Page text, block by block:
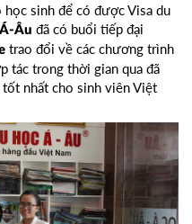
sinh để có được Visa du
Âu đã có buổi tiếp đại
trao đổi về các chương trình
tác trong thời gian qua đã
tốt nhất cho sinh viên Việt